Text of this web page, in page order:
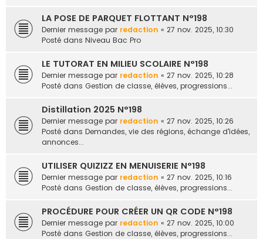
LA POSE DE PARQUET FLOTTANT N°198
Dernier message par redaction « 27 nov. 2025, 10:30
Posté dans Niveau Bac Pro
LE TUTORAT EN MILIEU SCOLAIRE N°198
Dernier message par redaction « 27 nov. 2025, 10:28
Posté dans Gestion de classe, élèves, progressions...
Distillation 2025 N°198
Dernier message par redaction « 27 nov. 2025, 10:26
Posté dans Demandes, vie des régions, échange d'idées,
annonces...
UTILISER QUIZIZZ EN MENUISERIE N°198
Dernier message par redaction « 27 nov. 2025, 10:16
Posté dans Gestion de classe, élèves, progressions...
PROCÉDURE POUR CRÉER UN QR CODE N°198
Dernier message par redaction « 27 nov. 2025, 10:00
Posté dans Gestion de classe, élèves, progressions...